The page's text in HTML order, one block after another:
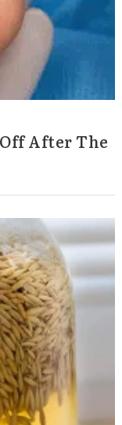
After The